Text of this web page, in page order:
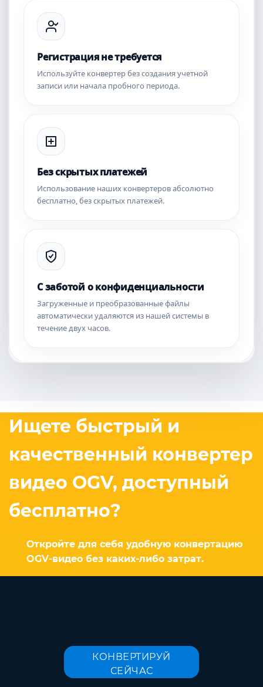
Регистрация не требуется
Используйте конвертер без создания учетной
записи или начала пробного периода.
Без скрытых платежей
Использование наших конвертеров абсолютно
бесплатно, без скрытых платежей.
С заботой о конфиденциальности
Загруженные и преобразованные файлы
автоматически удаляются из нашей системы в
течение двух часов.
Ищете быстрый и
качественный конвертер
видео OGV, доступный
бесплатно?
Откройте для себя удобную конвертацию
OGV-видео без каких-либо затрат.
КОНВЕРТИРУЙ
СЕЙЧАС